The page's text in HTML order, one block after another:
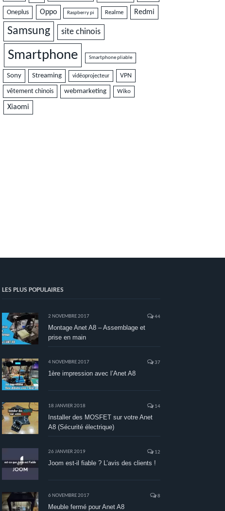
Oneplus Oppo Raspberry pi Realme Redmi
Samsung site chinois
Smartphone Smartphone pliable
Sony Streaming vidéoprojecteur VPN
vêtement chinois webmarketing Wiko
Xiaomi
LES PLUS POPULAIRES
2 NOVEMBRE 2017 44
Montage Anet A8 – Assemblage et
prise en main
4 NOVEMBRE 2017 37
1ère impression avec l’Anet A8
18 JANVIER 2018 14
Installer des MOSFET sur votre Anet
A8 (Sécurité électrique)
26 JANVIER 2019 12
Joom est-il fiable ? L’avis des clients !
6 NOVEMBRE 2017 8
Meuble fermé pour Anet A8